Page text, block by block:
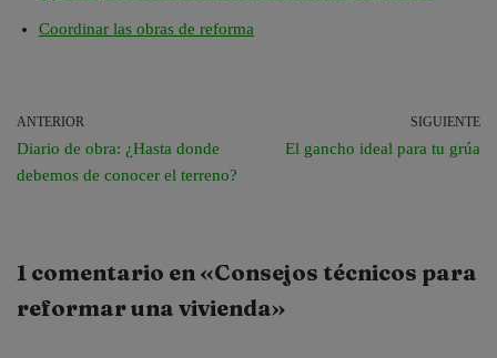
Coordinar las obras de reforma
ANTERIOR
Diario de obra: ¿Hasta donde
debemos de conocer el terreno?
SIGUIENTE
El gancho ideal para tu grúa
1 comentario en «Consejos técnicos para
reformar una vivienda»